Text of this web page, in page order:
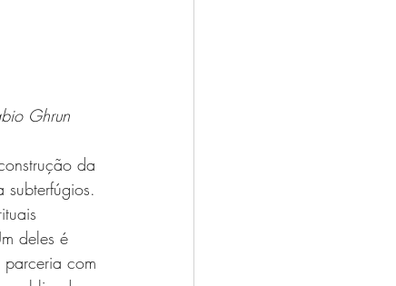
Ghrun
da
deles é
parceria com